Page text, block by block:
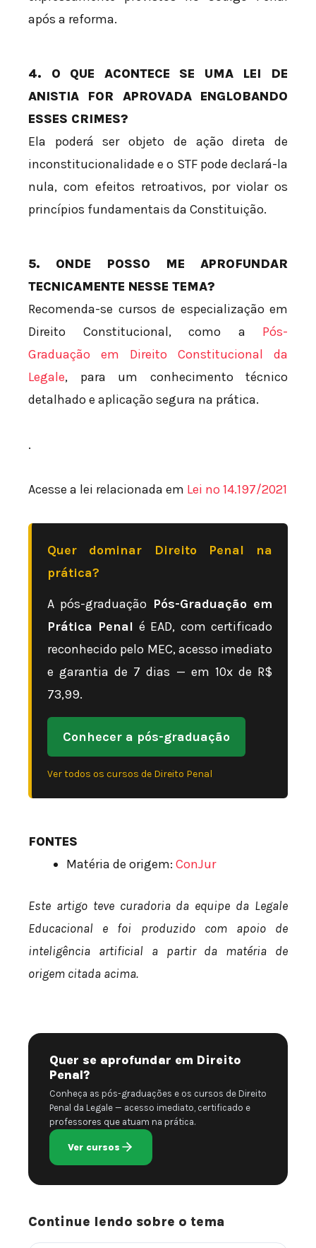
após a reforma.
4. O QUE ACONTECE SE UMA LEI DE
ANISTIA FOR APROVADA ENGLOBANDO
ESSES CRIMES?
Ela poderá ser objeto de ação direta de
inconstitucionalidade e o STF pode declará-la
nula, com efeitos retroativos, por violar os
princípios fundamentais da Constituição.
5. ONDE POSSO ME APROFUNDAR
TECNICAMENTE NESSE TEMA?
Recomenda-se cursos de especialização em
Direito Constitucional, como a Pós-
Graduação em Direito Constitucional da
Legale, para um conhecimento técnico
detalhado e aplicação segura na prática.
.
Acesse a lei relacionada em Lei nº 14.197/2021
Quer dominar Direito Penal na
prática?
A pós-graduação Pós-Graduação em
Prática Penal é EAD, com certificado
reconhecido pelo MEC, acesso imediato
e garantia de 7 dias — em 10x de R$
73,99.
Conhecer a pós-graduação
Ver todos os cursos de Direito Penal
FONTES
Matéria de origem: ConJur
Este artigo teve curadoria da equipe da Legale
Educacional e foi produzido com apoio de
inteligência artificial a partir da matéria de
origem citada acima.
Quer se aprofundar em Direito
Penal?
Conheça as pós-graduações e os cursos de Direito
Penal da Legale — acesso imediato, certificado e
professores que atuam na prática.
Ver cursos
Continue lendo sobre o tema